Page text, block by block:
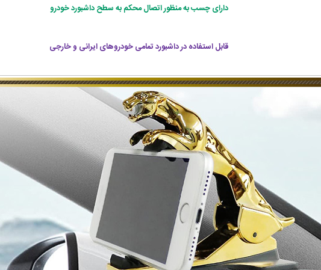
دارای چسب به منظور اتصال محکم به سطح داشبورد خودرو
قابل استفاده در داشبورد تمامی خودروهای ایرانی و خارجی